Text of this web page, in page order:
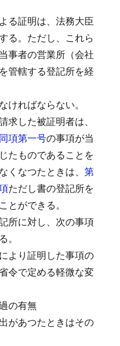
る証明は、法務大臣
る。 ただし、これら
事者の営業所（会社
管轄する登記所を経
ければならない。
求した被証明者は、
同項第一号の事項が当
たものであることを
なつたときは、 第
ただし書の登記所を
とができる。
所に対し、次の事項
より証明した事項の
令で定める軽微な変
の有無
があつたときはその